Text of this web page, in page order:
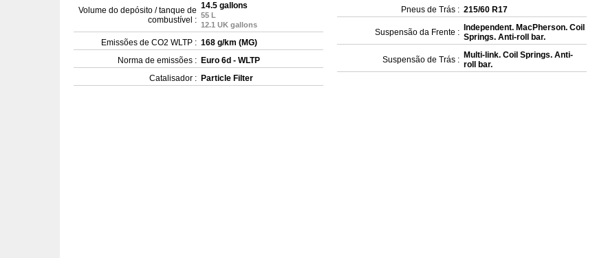
Volume do depósito / tanque de
combustível :
14.5 gallons
55 L
12.1 UK gallons
Emissões de CO2 WLTP : 168 g/km (MG)
Norma de emissões : Euro 6d - WLTP
Catalisador : Particle Filter
Pneus de Trás : 215/60 R17
Suspensão da Frente :
Independent. MacPherson. Coil
Springs. Anti-roll bar.
Suspensão de Trás : Multi-link. Coil Springs. Anti-
roll bar.